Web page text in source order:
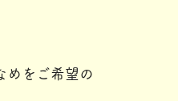
めをご希望の